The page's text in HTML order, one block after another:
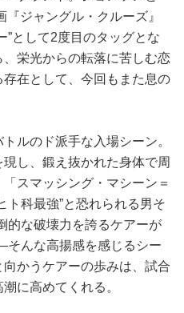
ジャングル・クルーズ』
”として2度目のタッグとな
栄光からの転落に苦しむ恋
在として、今回もまた息の
ルのド派手な入場シーン。
し、鍛え抜かれた身体で周
スマッシング・マシーン＝
ト科最強”と恐れられる男そ
的な破壊力を誇るケアーが
そんな高揚感を感じるシー
かうケアーの歩みは、試合
に高めてくれる。